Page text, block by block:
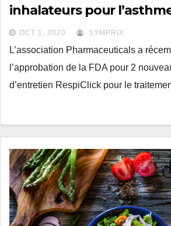
inhalateurs pour
OCT 1, 2020 SYMPRIX
L’association Pharmaceuticals a
l’approbation de la FDA pour 2
d’entretien RespiClick pour le